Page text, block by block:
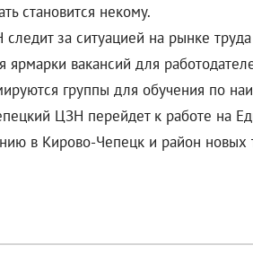
становится некому.
за ситуацией на рынке
ярмарки вакансий для
группы для обучения по
ЦЗН перейдет к работе на
в Кирово-Чепецк и район новых